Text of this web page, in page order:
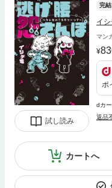
試し読み
完結
イ
マン
ポ
dカ
返品
カートへ